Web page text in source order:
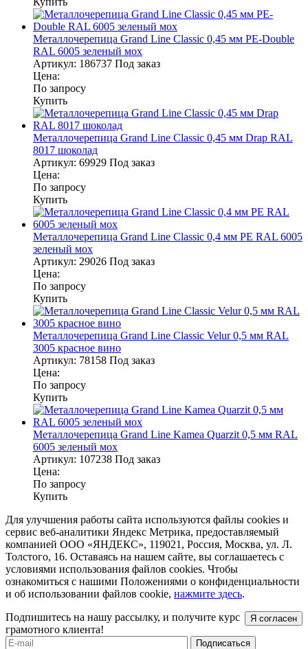
Металлочерепица Grand Line Classic 0,45 мм PE-Double
RAL 6005 зеленый мох
Артикул: 186737 Под заказ
Цена:
По запросу
Купить
Металлочерепица Grand Line Classic 0,45 мм Drap RAL
8017 шоколад
Артикул: 69929 Под заказ
Цена:
По запросу
Купить
Металлочерепица Grand Line Classic 0,4 мм PE RAL 6005
зеленый мох
Артикул: 29026 Под заказ
Цена:
По запросу
Купить
Металлочерепица Grand Line Classic Velur 0,5 мм RAL
3005 красное вино
Артикул: 78158 Под заказ
Цена:
По запросу
Купить
Металлочерепица Grand Line Kamea Quarzit 0,5 мм RAL
6005 зеленый мох
Артикул: 107238 Под заказ
Цена:
По запросу
Купить
Для улучшения работы сайта используются файлы cookies и
сервис веб-аналитики Яндекс Метрика, предоставляемый
компанией ООО «ЯНДЕКС», 119021, Россия, Москва, ул. Л.
Толстого, 16. Оставаясь на нашем сайте, вы соглашаетесь с
условиями использования файлов cookies. Чтобы
ознакомиться с нашими Положениями о конфиденциальности
и об использовании файлов cookie, нажмите здесь.
Я согласен
Подпишитесь на нашу рассылку, и получите курс
грамотного клиента!